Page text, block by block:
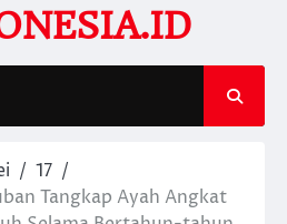
17
Tangkap Ayah Angkat